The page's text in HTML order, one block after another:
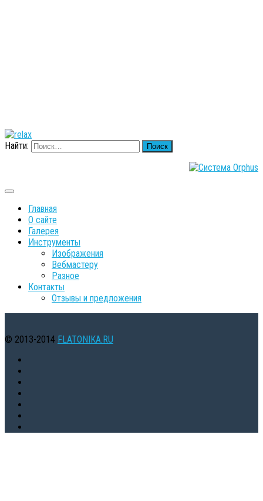
Найти:
Главная
О сайте
Галерея
Инструменты
Изображения
Вебмастеру
Разное
Контакты
Oтзывы и предложения
© 2013-2014 FLATONIKA.RU